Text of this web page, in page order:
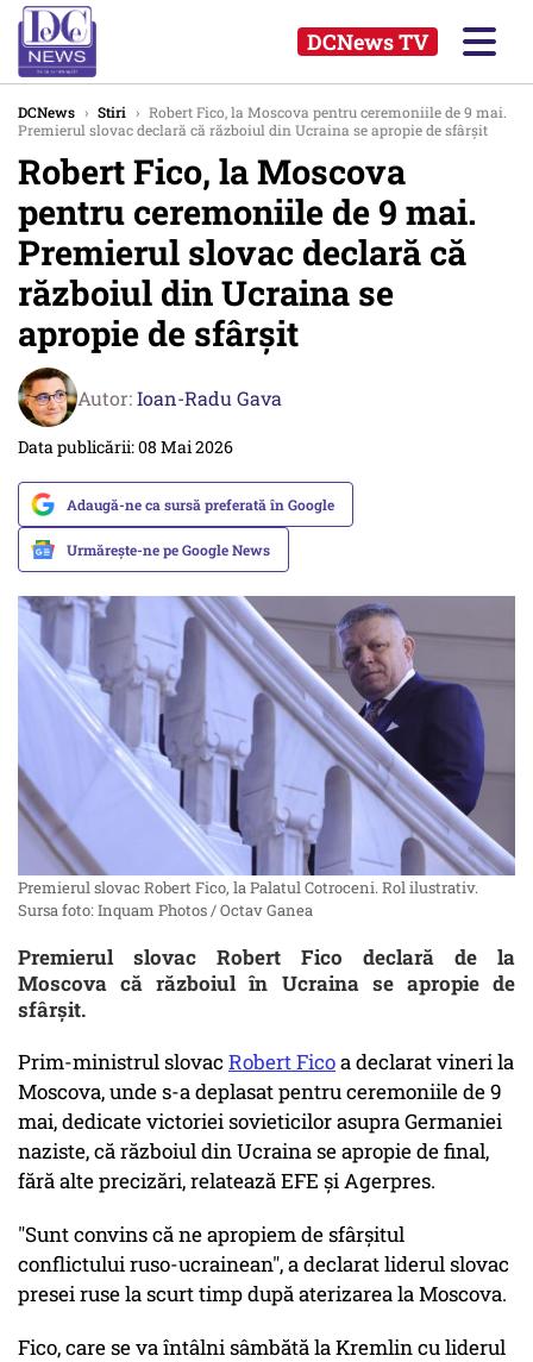
DCNews TV
DCNews › Stiri › Robert Fico, la Moscova pentru ceremoniile de 9 mai.
Premierul slovac declară că războiul din Ucraina se apropie de sfârșit
Robert Fico, la Moscova
pentru ceremoniile de 9 mai.
Premierul slovac declară că
războiul din Ucraina se
apropie de sfârșit
Autor:Ioan-Radu Gava
Data publicării: 08 Mai 2026
Adaugă-ne ca sursă preferată în Google
Urmărește-ne pe Google News
Premierul slovac Robert Fico, la Palatul Cotroceni. Rol ilustrativ.
Sursa foto: Inquam Photos / Octav Ganea
Premierul slovac Robert Fico declară de la
Moscova că războiul în Ucraina se apropie de
sfârşit.
Prim-ministrul slovacRobert Ficoa declarat vineri la
Moscova, unde s-a deplasat pentru ceremoniile de 9
mai, dedicate victoriei sovieticilor asupra Germaniei
naziste, că războiul din Ucraina se apropie de final,
fără alte precizări, relatează EFE și Agerpres.
"Sunt convins că ne apropiem de sfârşitul
conflictului ruso-ucrainean", a declarat liderul slovac
presei ruse la scurt timp după aterizarea la Moscova.
Fico, care se va întâlni sâmbătă la Kremlin cu liderul